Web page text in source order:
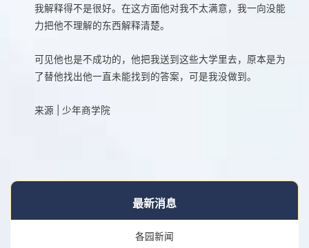
最新消息
各园新闻
我解释得不是很好。在这方面他对我不太满意，我一向没能
力把他不理解的东西解释清楚。
可见他也是不成功的，他把我送到这些大学里去，原本是为
了替他找出他一直未能找到的答案，可是我没做到。
来源 | 少年商学院